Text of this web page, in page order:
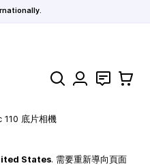
Search 聯絡 購物車
110 底片相機
States. 需要重新導向頁面